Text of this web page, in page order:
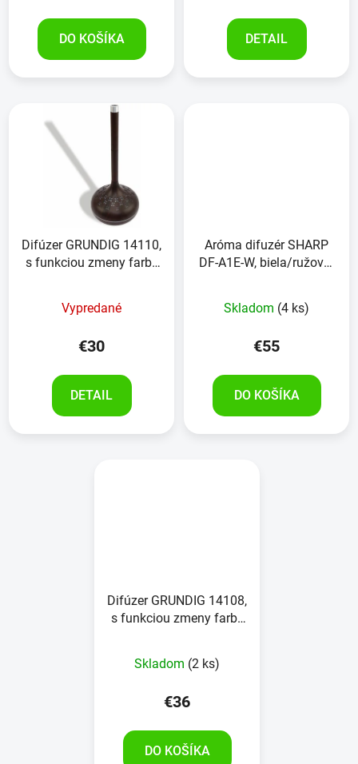
z
DO KOŠÍKA DETAIL
Difúzer GRUNDIG 14110,
s funkciou zmeny farby
Vypredané
€30
DETAIL
Aróma difuzér SHARP
DF-A1E-W, biela/ružovo-
Skladom (4 ks)
€55
DO KOŠÍKA
Difúzer GRUNDIG 14108,
s funkciou zmeny farby
Skladom (2 ks)
€36
DO KOŠÍKA